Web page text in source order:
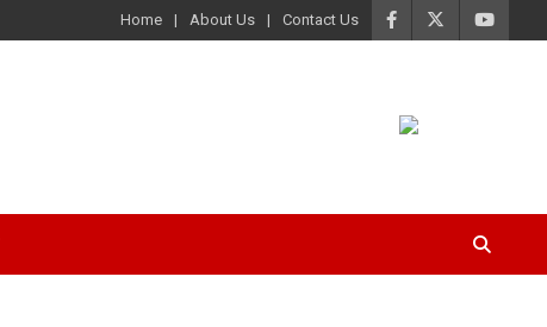
Home About Us Contact Us